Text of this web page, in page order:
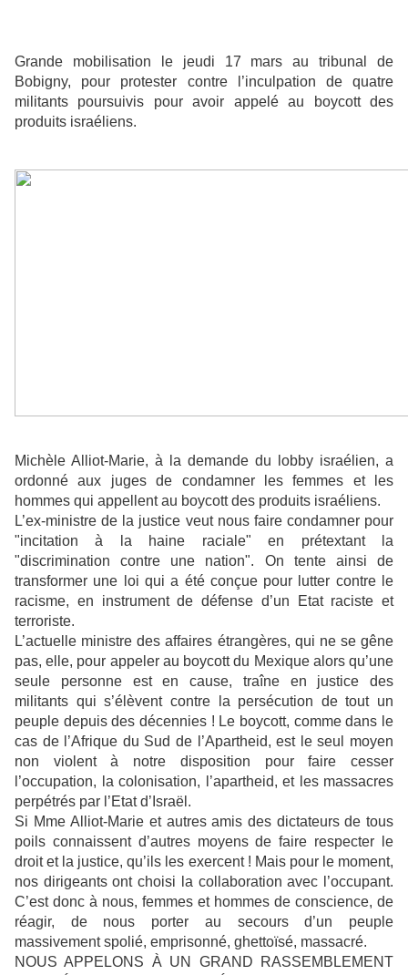
Grande mobilisation le jeudi 17 mars au tribunal de
Bobigny, pour protester contre l’inculpation de quatre
militants poursuivis pour avoir appelé au boycott des
produits israéliens.
Michèle Alliot-Marie, à la demande du lobby israélien, a
ordonné aux juges de condamner les femmes et les
hommes qui appellent au boycott des produits israéliens.
L’ex-ministre de la justice veut nous faire condamner pour
"incitation à la haine raciale" en prétextant la
"discrimination contre une nation". On tente ainsi de
transformer une loi qui a été conçue pour lutter contre le
racisme, en instrument de défense d’un Etat raciste et
terroriste.
L’actuelle ministre des affaires étrangères, qui ne se gêne
pas, elle, pour appeler au boycott du Mexique alors qu’une
seule personne est en cause, traîne en justice des
militants qui s’élèvent contre la persécution de tout un
peuple depuis des décennies ! Le boycott, comme dans le
cas de l’Afrique du Sud de l’Apartheid, est le seul moyen
non violent à notre disposition pour faire cesser
l’occupation, la colonisation, l’apartheid, et les massacres
perpétrés par l’Etat d’Israël.
Si Mme Alliot-Marie et autres amis des dictateurs de tous
poils connaissent d’autres moyens de faire respecter le
droit et la justice, qu’ils les exercent ! Mais pour le moment,
nos dirigeants ont choisi la collaboration avec l’occupant.
C’est donc à nous, femmes et hommes de conscience, de
réagir, de nous porter au secours d’un peuple
massivement spolié, emprisonné, ghettoïsé, massacré.
NOUS APPELONS À UN GRAND RASSEMBLEMENT